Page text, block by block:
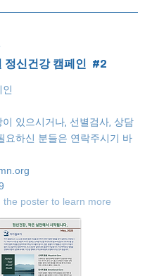
정신건강 캠페인 #2
있으시거나, 선별검사, 상담
요하신 분들은 연락주시기 바
the poster to learn more